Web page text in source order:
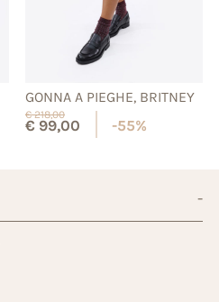
GONNA A PIEGHE, BRITNEY
€218,00
€99,00 -55%